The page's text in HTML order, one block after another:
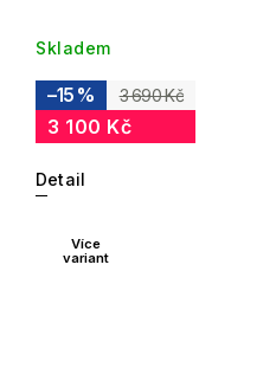
Skladem
3 690 Kč
–15 %
3 100 Kč
Detail
Více
variant